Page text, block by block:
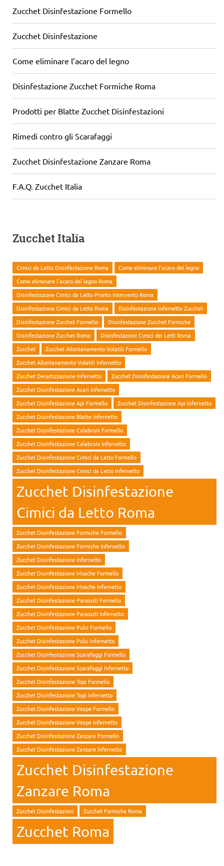
Zucchet Disinfestazione Formello
Zucchet Disinfestazione
Come eliminare l’acaro del legno
Disinfestazione Zucchet Formiche Roma
Prodotti per Blatte Zucchet Disinfestazioni
Rimedi contro gli Scarafaggi
Zucchet Disinfestazione Zanzare Roma
F.A.Q. Zucchet Italia
Zucchet Italia
Cimici da Letto Disinfestazione Roma
Come eliminare l'acaro del legno
Come eliminare l'acaro del legno Roma
Disinfestazione Cimici da Letto Pronto Intervento Roma
Disinfestazione Cimici da Letto Roma
Disinfestazione Infernetto Zucchet
Disinfestazione Zucchet Formello
Disinfestazione Zucchet Formiche
Disinfestazione Zucchet Roma
Disinfestazioni Cimici dei Letti Roma
Zucchet
Zucchet Allontanamento Volatili Formello
Zucchet Allontanamento Volatili Infernetto
Zucchet Derattizzazione Infernetto
Zucchet Disinfestazione Acari Formello
Zucchet Disinfestazione Acari Infernetto
Zucchet Disinfestazione Api Formello
Zucchet Disinfestazione Api Infernetto
Zucchet Disinfestazione Blatte Infernetto
Zucchet Disinfestazione Calabroni Formello
Zucchet Disinfestazione Calabroni Infernetto
Zucchet Disinfestazione Cimici da Letto Formello
Zucchet Disinfestazione Cimici da Letto Infernetto
Zucchet Disinfestazione
Cimici da Letto Roma
Zucchet Disinfestazione Formiche Formello
Zucchet Disinfestazione Formiche Infernetto
Zucchet Disinfestazione Infernetto
Zucchet Disinfestazione Mosche Formello
Zucchet Disinfestazione Mosche Infernetto
Zucchet Disinfestazione Parassiti Formello
Zucchet Disinfestazione Parassiti Infernetto
Zucchet Disinfestazione Pulci Formello
Zucchet Disinfestazione Pulci Infernetto
Zucchet Disinfestazione Scarafaggi Formello
Zucchet Disinfestazione Scarafaggi Infernetto
Zucchet Disinfestazione Topi Formello
Zucchet Disinfestazione Topi Infernetto
Zucchet Disinfestazione Vespe Formello
Zucchet Disinfestazione Vespe Infernetto
Zucchet Disinfestazione Zanzare Formello
Zucchet Disinfestazione Zanzare Infernetto
Zucchet Disinfestazione
Zanzare Roma
Zucchet Disinfestazioni Zucchet Formiche Roma
Zucchet Roma